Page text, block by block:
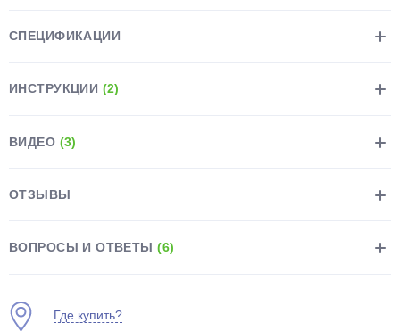
СПЕЦИФИКАЦИИ
ИНСТРУКЦИИ (2)
ВИДЕО (3)
ОТЗЫВЫ
ВОПРОСЫ И ОТВЕТЫ(6)
Где купить?